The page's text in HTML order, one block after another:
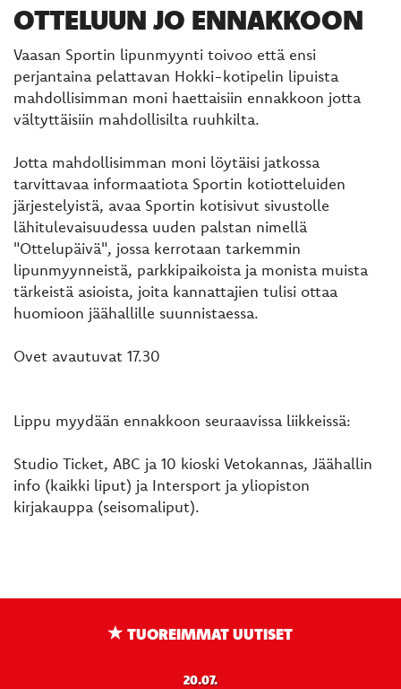
OTTELUUN JO ENNAKKOON
Vaasan Sportin lipunmyynti toivoo että ensi
perjantaina pelattavan Hokki-kotipelin lipuista
mahdollisimman moni haettaisiin ennakkoon jotta
vältyttäisiin mahdollisilta ruuhkilta.
Jotta mahdollisimman moni löytäisi jatkossa
tarvittavaa informaatiota Sportin kotiotteluiden
järjestelyistä, avaa Sportin kotisivut sivustolle
lähitulevaisuudessa uuden palstan nimellä
"Ottelupäivä", jossa kerrotaan tarkemmin
lipunmyynneistä, parkkipaikoista ja monista muista
tärkeistä asioista, joita kannattajien tulisi ottaa
huomioon jäähallille suunnistaessa.
Ovet avautuvat 17.30
Lippu myydään ennakkoon seuraavissa liikkeissä:
Studio Ticket, ABC ja 10 kioski Vetokannas, Jäähallin
info (kaikki liput) ja Intersport ja yliopiston
kirjakauppa (seisomaliput).
TUOREIMMAT UUTISET
20.07.